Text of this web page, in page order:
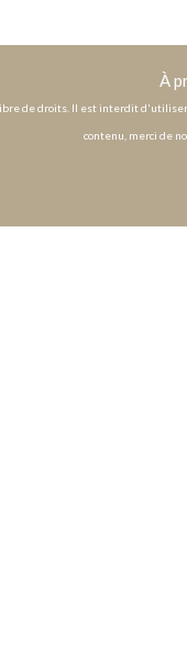
À
de droits. Il est interdit
contenu, merci de